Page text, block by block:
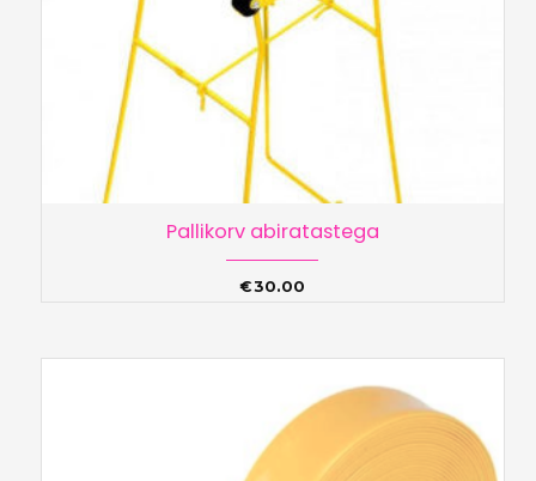
Pallikorv abiratastega
€30.00